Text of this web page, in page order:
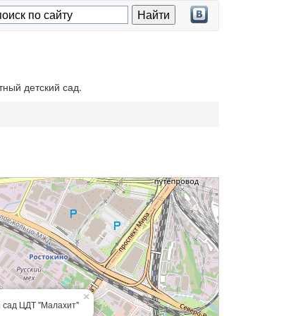
детский сад.
×
сад ЦДТ "Малахит"